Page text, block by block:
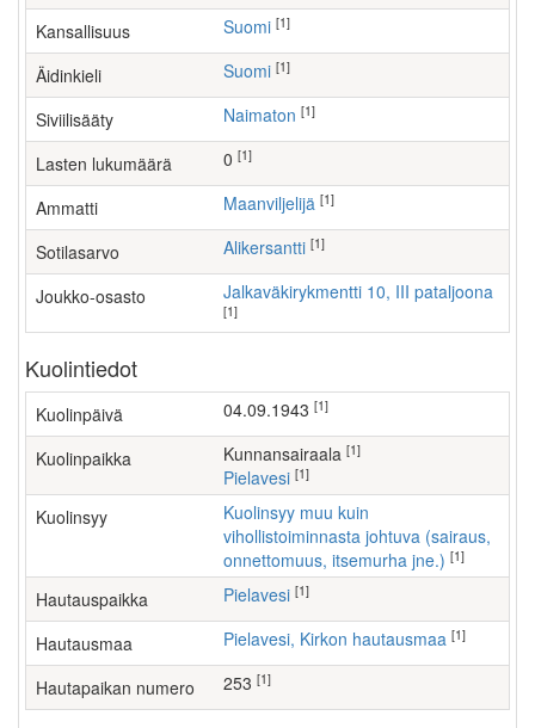
Kansallisuus Suomi [1]
Äidinkieli Suomi [1]
Siviilisääty Naimaton [1]
Lasten lukumäärä [1]
Ammatti maanviljelijä [1]
Sotilasarvo Alikersantti [1]
Joukko-osasto Jalkaväkirykmentti 10, III pataljoona
[1]
Kuolintiedot
Kuolinpäivä 04.09.1943 [1]
Kuolinpaikka kunnansairaala [1]
Pielavesi [1]
Kuolinsyy
Kuolinsyy muu kuin
vihollistoiminnasta johtuva (sairaus,
onnettomuus, itsemurha jne.) [1]
Hautauspaikka Pielavesi [1]
Hautausmaa Pielavesi, Kirkon hautausmaa [1]
Hautapaikan numero 253 [1]